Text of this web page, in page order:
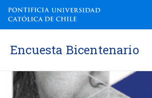
Encuesta Bicentenario
Encuesta Bicentenario